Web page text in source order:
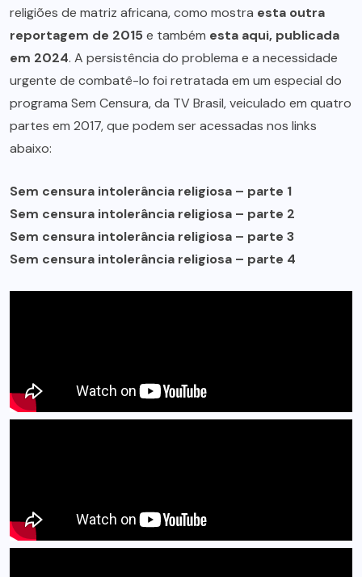
religiões de matriz africana, como mostra esta outra
reportagem de 2015e também esta aqui, publicada
em 2024. A persistência do problema e a necessidade
urgente de combatê-lo foi retratada em um especial do
programa Sem Censura, da TV Brasil, veiculado em quatro
partes em 2017, que podem ser acessadas nos links
abaixo:
Sem censura intolerância religiosa – parte 1
Sem censura intolerância religiosa – parte 2
Sem censura intolerância religiosa – parte 3
Sem censura intolerância religiosa – parte 4